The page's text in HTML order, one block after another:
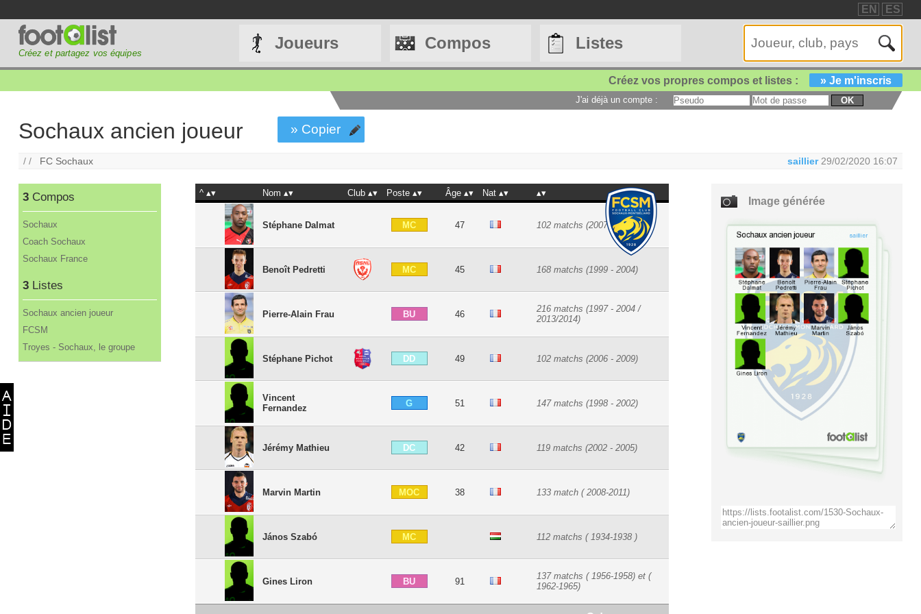
EN ES
Créez et partagez vos équipes
Joueurs Compos Listes
Créez vos propres compos et listes : » Je m'inscris
J'ai déjà un compte : OK
Sochaux ancien joueur » Copier
/ / FC Sochaux saillier 29/02/2020 16:07
3 Compos
Sochaux
Coach Sochaux
Sochaux France
3 Listes
Sochaux ancien joueur
FCSM
Troyes - Sochaux, le groupe
^ Nom Club Poste Âge Nat
Stéphane Dalmat MC 47 102 matchs (2007 - 2010)
Benoît Pedretti MC 45 168 matchs (1999 - 2004)
Pierre-Alain Frau BU 46
216 matchs (1997 - 2004 /
2013/2014)
Stéphane Pichot DD 49 102 matchs (2006 - 2009)
Vincent
Fernandez
G 51 147 matchs (1998 - 2002)
Jérémy Mathieu DC 42 119 matchs (2002 - 2005)
Marvin Martin MOC 38 133 match ( 2008-2011)
János Szabó MC 112 matchs ( 1934-1938 )
Gines Liron BU 91
137 matchs ( 1956-1958) et (
1962-1965)
Image générée